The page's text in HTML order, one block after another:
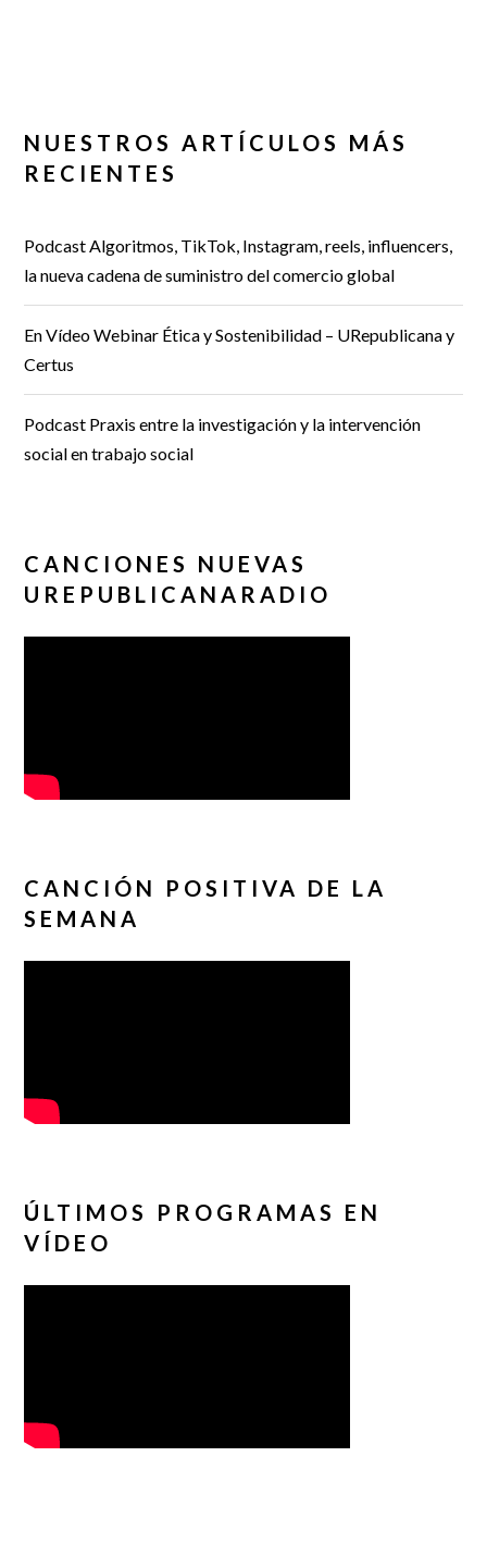
NUESTROS ARTÍCULOS MÁS
RECIENTES
Podcast Algoritmos, TikTok, Instagram, reels, influencers,
la nueva cadena de suministro del comercio global
En Vídeo Webinar Ética y Sostenibilidad – URepublicana y
Certus
Podcast Praxis entre la investigación y la intervención
social en trabajo social
CANCIONES NUEVAS
UREPUBLICANARADIO
CANCIÓN POSITIVA DE LA
SEMANA
ÚLTIMOS PROGRAMAS EN
VÍDEO